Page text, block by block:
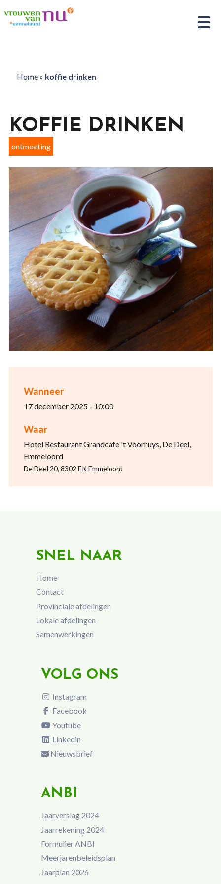
Home» koffie drinken
Wanneer
17 december 2025 - 10:00
Waar
Hotel Restaurant Grandcafe 't Voorhuys, De Deel,
Emmeloord
De Deel 20, 8302 EK Emmeloord
KOFFIE DRINKEN
ontmoeting
SNEL NAAR
Home
Contact
Provinciale afdelingen
Lokale afdelingen
Samenwerkingen
VOLG ONS
Instagram
Facebook
Youtube
Linkedin
Nieuwsbrief
ANBI
Jaarverslag 2024
Jaarrekening 2024
Formulier ANBI
Meerjarenbeleidsplan
Jaarplan 2026